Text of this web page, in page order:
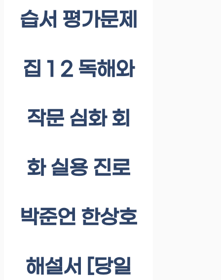
습서 평가문제
집 1 2 독해와
작문 심화 회
화 실용 진로
박준언 한상호
해설서 [당일